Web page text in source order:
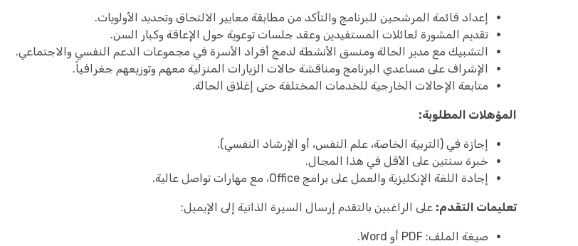
إعداد قائمة المرشحين للبرنامج والتأكد من مطابقة معايير الالتحاق وتحديد الأولويات.
تقديم المشورة لعائلات المستفيدين وعقد جلسات توعوية حول الإعاقة وكبار السن.
التشبيك مع مدير الحالة ومنسق الأنشطة لدمج أفراد الأسرة في مجموعات الدعم النفسي والاجتماعي.
الإشراف على مساعدي البرنامج ومناقشة حالات الزيارات المنزلية معهم وتوزيعهم جغرافياً.
متابعة الإحالات الخارجية للخدمات المختلفة حتى إغلاق الحالة.
المؤهلات المطلوبة:
إجازة في (التربية الخاصة، علم النفس، أو الإرشاد النفسي).
خبرة سنتين على الأقل في هذا المجال.
إجادة اللغة الإنكليزية والعمل على برامج Office، مع مهارات تواصل عالية.
تعليمات التقدم: على الراغبين بالتقدم إرسال السيرة الذاتية إلى الإيميل:
صيغة الملف: PDF أو Word.